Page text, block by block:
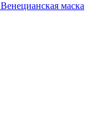
Венецианская маска